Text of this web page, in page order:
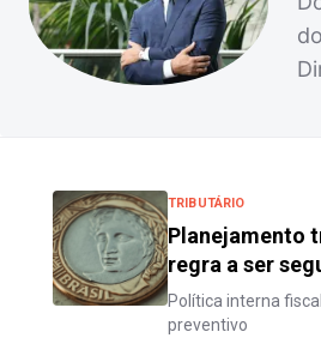
TRIBUTÁRIO
Planejamento
regra a ser
Política interna
preventivo